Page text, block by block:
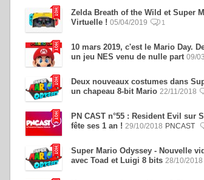
Zelda Breath of the Wild et Super
Virtuelle ! 05/04/2019 1
10 mars 2019, c'est le Mario Day.
un jeu NES venu de nulle part 09/
Deux nouveaux costumes dans
un chapeau 8-bit Mario 22/11/2018
PN CAST n°55 : Resident Evil sur
fête ses 1 an ! 29/10/2018 PNCAST
Super Mario Odyssey - Nouvelle
avec Toad et Luigi 8 bits 28/10/2018